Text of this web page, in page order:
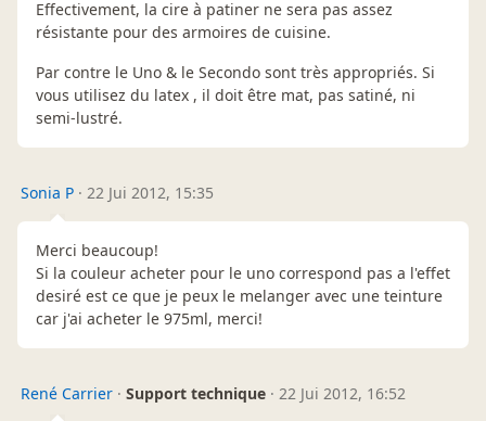
Effectivement, la cire à patiner ne sera pas assez
résistante pour des armoires de cuisine.
Par contre le Uno & le Secondo sont très appropriés. Si
vous utilisez du latex , il doit être mat, pas satiné, ni
semi-lustré.
Sonia P · 22 Jui 2012, 15:35
Merci beaucoup!
Si la couleur acheter pour le uno correspond pas a l'effet
desiré est ce que je peux le melanger avec une teinture
car j'ai acheter le 975ml, merci!
René Carrier · Support technique · 22 Jui 2012, 16:52